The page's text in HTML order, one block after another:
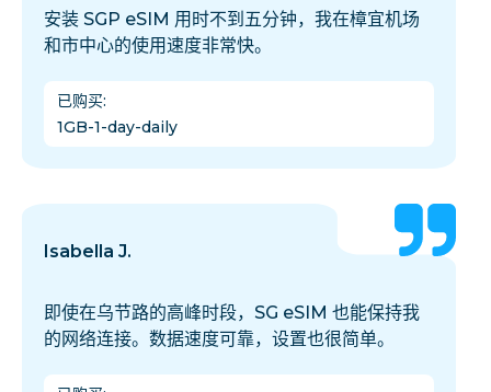
安装 SGP eSIM 用时不到五分钟，我在樟宜机场
和市中心的使用速度非常快。
已购买:
1GB-1-day-daily
Isabella J.
即使在乌节路的高峰时段，SG eSIM 也能保持我
的网络连接。数据速度可靠，设置也很简单。